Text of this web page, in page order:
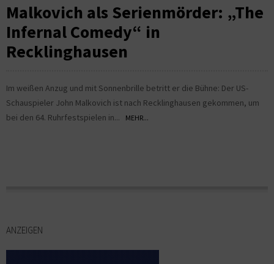
Malkovich als Serienmörder: „The
Infernal Comedy“ in
Recklinghausen
Im weißen Anzug und mit Sonnenbrille betritt er die Bühne: Der US-
Schauspieler John Malkovich ist nach Recklinghausen gekommen, um
bei den 64. Ruhrfestspielen in...
MEHR...
ANZEIGEN